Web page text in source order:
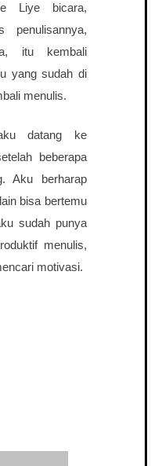
Liye bicara,
penulisannya,
itu kembali
yang sudah di
menulis.
datang ke
beberapa
Aku berharap
bisa bertemu
sudah punya
menulis,
motivasi.